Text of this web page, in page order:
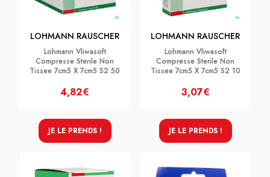
LOHMANN RAUSCHER
Lohmann Vliwasoft
Compresse Sterile Non
Tissee 7cm5 X 7cm5 S2 50
4,82€
JE LE PRENDS !
LOHMANN RAUSCHER
Lohmann Vliwasoft
Compresse Sterile Non
Tissee 7cm5 X 7cm5 S2 10
3,07€
JE LE PRENDS !